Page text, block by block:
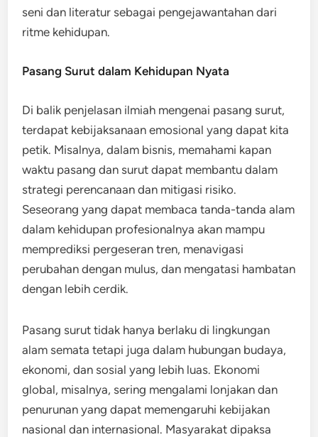
seni dan literatur sebagai pengejawantahan dari
ritme kehidupan.
Pasang Surut dalam Kehidupan Nyata
Di balik penjelasan ilmiah mengenai pasang surut,
terdapat kebijaksanaan emosional yang dapat kita
petik. Misalnya, dalam bisnis, memahami kapan
waktu pasang dan surut dapat membantu dalam
strategi perencanaan dan mitigasi risiko.
Seseorang yang dapat membaca tanda-tanda alam
dalam kehidupan profesionalnya akan mampu
memprediksi pergeseran tren, menavigasi
perubahan dengan mulus, dan mengatasi hambatan
dengan lebih cerdik.
Pasang surut tidak hanya berlaku di lingkungan
alam semata tetapi juga dalam hubungan budaya,
ekonomi, dan sosial yang lebih luas. Ekonomi
global, misalnya, sering mengalami lonjakan dan
penurunan yang dapat memengaruhi kebijakan
nasional dan internasional. Masyarakat dipaksa